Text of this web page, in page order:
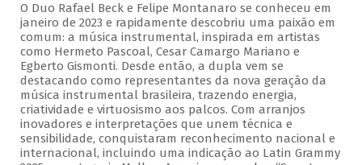
O Duo Rafael Beck e Felipe Montanaro se conheceu em
janeiro de 2023 e rapidamente descobriu uma paixão em
comum: a música instrumental, inspirada em artistas
como Hermeto Pascoal, Cesar Camargo Mariano e
Egberto Gismonti. Desde então, a dupla vem se
destacando como representantes da nova geração da
música instrumental brasileira, trazendo energia,
criatividade e virtuosismo aos palcos. Com arranjos
inovadores e interpretações que unem técnica e
sensibilidade, conquistaram reconhecimento nacional e
internacional, incluindo uma indicação ao Latin Grammy